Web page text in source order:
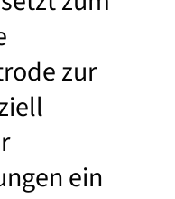
zur
ein